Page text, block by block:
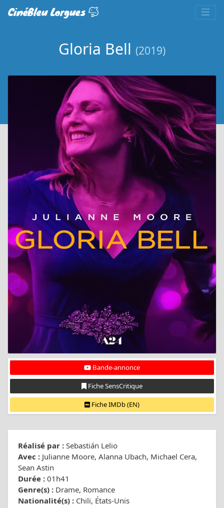
CinéBleu Lorgues
Gloria Bell (2019)
Bande-annonce
Fiche SensCritique
Fiche IMDb (EN)
Réalisé par : Sebastián Lelio
Avec : Julianne Moore, Alanna Ubach, Michael Cera,
Sean Astin
Durée : 01h41
Genre(s) : Drame, Romance
Nationalité(s) : Chili, États-Unis